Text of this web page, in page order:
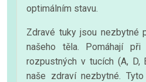
optimálním stavu.
Zdravé tuky jsou nezbytné
našeho těla. Pomáhají při
rozpustných v tucích (A, D,
naše zdraví nezbytné.